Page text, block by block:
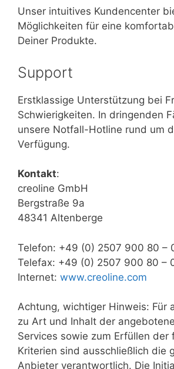
Unser intuitives Kundencenter
Möglichkeiten für eine
Deiner Produkte.
Support
Erstklassige Unterstützung bei
Schwierigkeiten. In dringenden
unsere Notfall-Hotline rund um
Verfügung.
Kontakt:
creoline GmbH
Bergstraße 9a
48341 Altenberge
Telefon: +49 (0) 2507 900 80 –
Telefax: +49 (0) 2507 900 80 –
Internet: www.creoline.com
Achtung, wichtiger Hinweis: Für
zu Art und Inhalt der
Services sowie zum Erfüllen der
Kriterien sind ausschließlich die
Anbieter verantwortlich. Die